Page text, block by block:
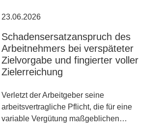
23.06.2026
Schadensersatzanspruch des
Arbeitnehmers bei verspäteter
Zielvorgabe und fingierter voller
Zielerreichung
Verletzt der Arbeitgeber seine
arbeitsvertragliche Pflicht, die für eine
variable Vergütung maßgeblichen…